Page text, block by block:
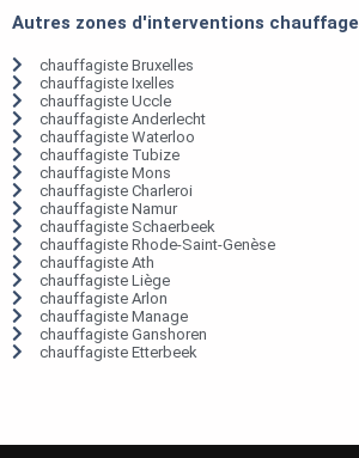
Autres zones d'interventions chauffage
chauffagiste Bruxelles
chauffagiste Ixelles
chauffagiste Uccle
chauffagiste Anderlecht
chauffagiste Waterloo
chauffagiste Tubize
chauffagiste Mons
chauffagiste Charleroi
chauffagiste Namur
chauffagiste Schaerbeek
chauffagiste Rhode-Saint-Genèse
chauffagiste Ath
chauffagiste Liège
chauffagiste Arlon
chauffagiste Manage
chauffagiste Ganshoren
chauffagiste Etterbeek